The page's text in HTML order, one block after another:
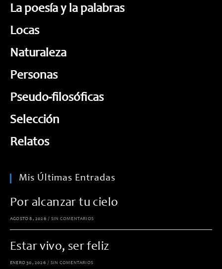
La poesía y la palabras
Locas
Naturaleza
Personas
Pseudo-filosóficas
Selección
Relatos
Mis Últimas Entradas
Por alcanzar tu cielo
AGOSTO 8, 2026 / SIN COMENTARIOS
Estar vivo, ser feliz
ENERO 30, 2026 / SIN COMENTARIOS